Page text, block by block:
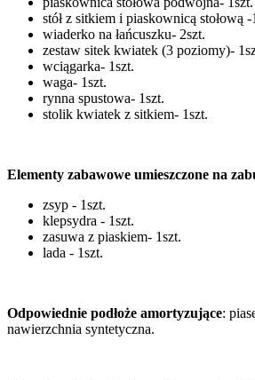
stół z sitkiem i piaskownicą stołową -
wiaderko na łańcuszku- 2szt.
zestaw sitek kwiatek (3 poziomy)-
wciągarka- 1szt.
waga- 1szt.
rynna spustowa- 1szt.
stolik kwiatek z sitkiem- 1szt.
Elementy zabawowe umieszczone na
zsyp - 1szt.
klepsydra - 1szt.
zasuwa z piaskiem- 1szt.
lada - 1szt.
Odpowiednie podłoże amortyzujące:
nawierzchnia syntetyczna.